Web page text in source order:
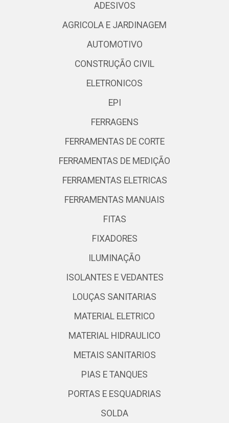
ADESIVOS
AGRICOLA E JARDINAGEM
AUTOMOTIVO
CONSTRUÇÃO CIVIL
ELETRONICOS
EPI
FERRAGENS
FERRAMENTAS DE CORTE
FERRAMENTAS DE MEDIÇÃO
FERRAMENTAS ELETRICAS
FERRAMENTAS MANUAIS
FITAS
FIXADORES
ILUMINAÇÃO
ISOLANTES E VEDANTES
LOUÇAS SANITARIAS
MATERIAL ELETRICO
MATERIAL HIDRAULICO
METAIS SANITARIOS
PIAS E TANQUES
PORTAS E ESQUADRIAS
SOLDA